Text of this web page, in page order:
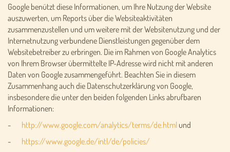
Google benützt diese Informationen, um Ihre Nutzung der Website
auszuwerten, um Reports über die Websiteaktivitäten
zusammenzustellen und um weitere mit der Websitenutzung und der
Internetnutzung verbundene Dienstleistungen gegenüber dem
Websitebetreiber zu erbringen. Die im Rahmen von Google Analytics
von Ihrem Browser übermittelte IP-Adresse wird nicht mit anderen
Daten von Google zusammengeführt. Beachten Sie in diesem
Zusammenhang auch die Datenschutzerklärung von Google,
insbesondere die unter den beiden folgenden Links abrufbaren
Informationen:
- http://www.google.com/analytics/terms/de.html und
- https://www.google.de/intl/de/policies/